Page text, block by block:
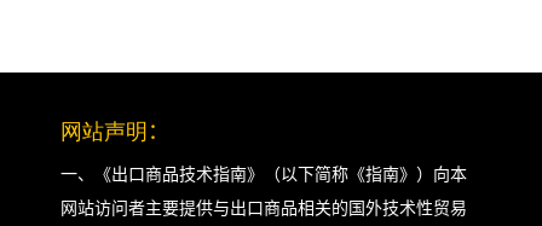
网站声明 ：
一、《出口商品技术指南》（以下简称《指南》）向本
网站访问者主要提供与出口商品相关的国外技术性贸易